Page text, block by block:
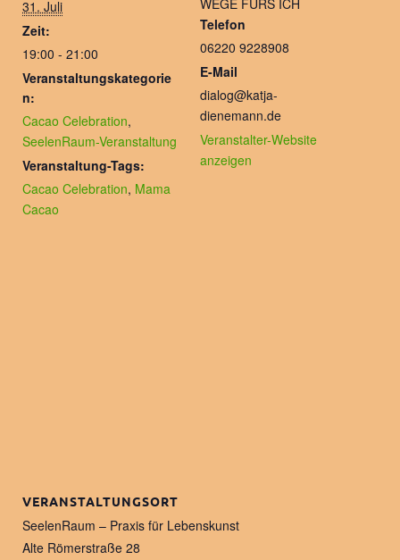
31. Juli
Zeit:
19:00 - 21:00
Veranstaltungskategorie
n:
Cacao Celebration,
SeelenRaum-Veranstaltung
Veranstaltung-Tags:
Cacao Celebration, Mama
Cacao
Telefon
06220 9228908
E-Mail
dialog@katja-
dienemann.de
Veranstalter-Website
anzeigen
VERANSTALTUNGSORT
SeelenRaum – Praxis für Lebenskunst
Alte Römerstraße 28